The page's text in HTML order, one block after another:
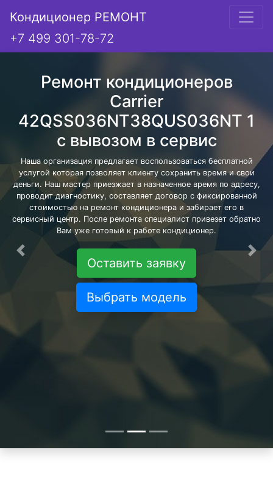
Кондиционер РЕМОНТ
+7 499 301-78-72
Ремонт кондиционеров
Carrier
42QSS036NT38QUS036NT 1
с вывозом в сервис
Наша организация предлагает воспользоваться бесплатной
услугой которая позволяет клиенту сохранить время и свои
деньги. Наш мастер приезжает в назначенное время по адресу,
проводит диагностику, составляет договор с фиксированной
стоимостью на ремонт кондиционера и забирает его в
сервисный центр. После ремонта специалист привезет обратно
Вам уже готовый к работе кондиционер.
Оставить заявку
Выбрать модель
Предыдущая